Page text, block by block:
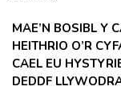
MAE’N BOSIBL Y
HEITHRIO O’R
CAEL EU
DEDDF